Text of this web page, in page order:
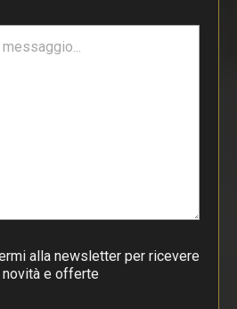
alla newsletter per ricevere
novità e offerte